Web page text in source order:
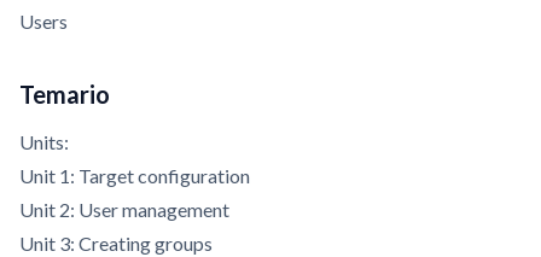
Users
Temario
Units:
Unit 1: Target configuration
Unit 2: User management
Unit 3: Creating groups